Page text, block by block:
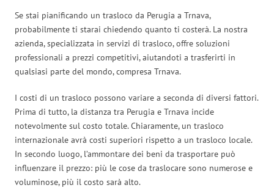
Se stai pianificando un trasloco da Perugia a Trnava,
probabilmente ti starai chiedendo quanto ti costerà. La nostra
azienda, specializzata in servizi di trasloco, offre soluzioni
professionali a prezzi competitivi, aiutandoti a trasferirti in
qualsiasi parte del mondo, compresa Trnava.
I costi di un trasloco possono variare a seconda di diversi fattori.
Prima di tutto, la distanza tra Perugia e Trnava incide
notevolmente sul costo totale. Chiaramente, un trasloco
internazionale avrà costi superiori rispetto a un trasloco locale.
In secondo luogo, l’ammontare dei beni da trasportare può
influenzare il prezzo: più le cose da traslocare sono numerose e
voluminose, più il costo sarà alto.